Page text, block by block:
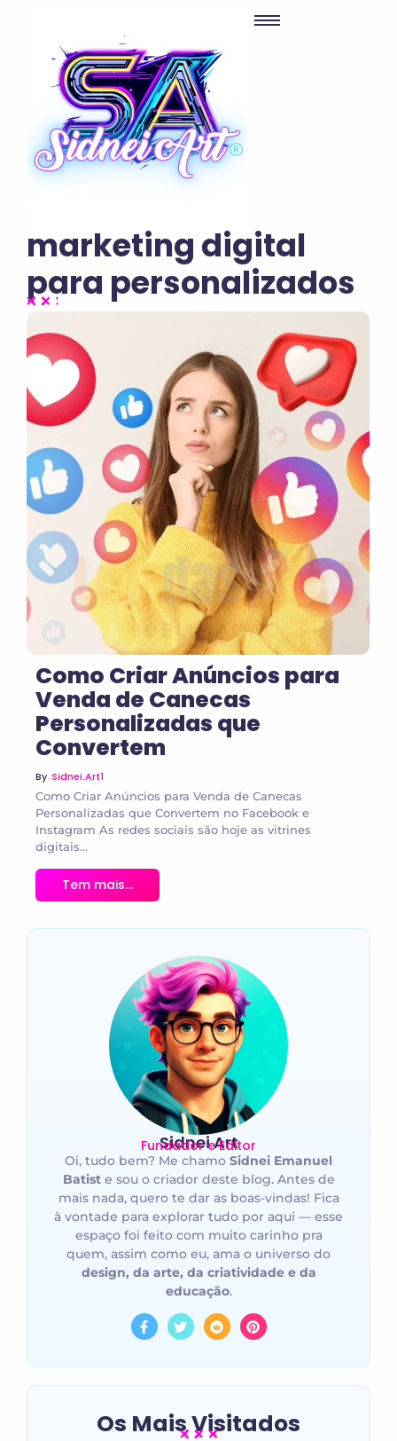
marketing digital
para personalizados
No Comments
Como Criar Anúncios para
Venda de Canecas
Personalizadas que
Convertem
By Sidnei.art1
Como Criar Anúncios para Venda de Canecas
Personalizadas que Convertem no Facebook e
Instagram As redes sociais são hoje as vitrines
digitais...
Tem mais...
Sidnei Art
Fundador e Editor
Oi, tudo bem? Me chamo Sidnei Emanuel
Batiste sou o criador deste blog. Antes de
mais nada, quero te dar as boas-vindas! Fica
à vontade para explorar tudo por aqui — esse
espaço foi feito com muito carinho pra
quem, assim como eu, ama o universo do
design, da arte, da criatividade e da
educação.
Os Mais Visitados